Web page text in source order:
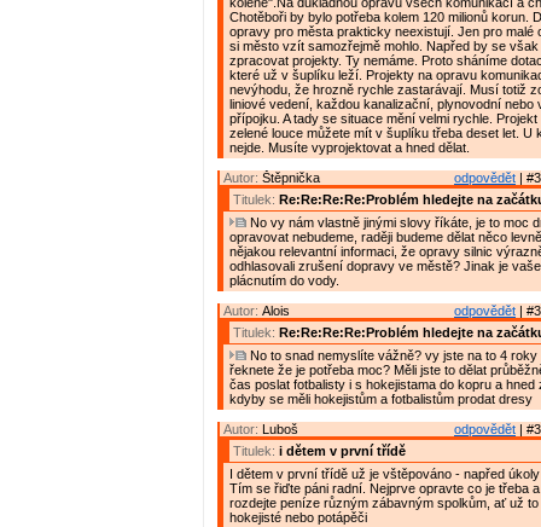
Chotěboři by bylo potřeba kolem 120 milionů korun.
opravy pro města prakticky neexistují. Jen pro malé
si město vzít samozřejmě mohlo. Napřed by se
zpracovat projekty. Ty nemáme. Proto sháníme
které už v šuplíku leží. Projekty na opravu
nevýhodu, že hrozně rychle zastarávají. Musí totiž
liniové vedení, každou kanalizační, plynovodní nebo
přípojku. A tady se situace mění velmi rychle.
zelené louce můžete mít v šuplíku třeba deset let. U
nejde. Musíte vyprojektovat a hned dělat.
odpovědět |
Autor: Štěpnička
Titulek: Re:Re:Re:Re:Problém hledejte na
No vy nám vlastně jinými slovy říkáte, je to moc
opravovat nebudeme, raději budeme dělat něco
nějakou relevantní informaci, že opravy silnic
odhlasovali zrušení dopravy ve městě? Jinak je
plácnutím do vody.
odpovědět |
Autor: Alois
Titulek: Re:Re:Re:Re:Problém hledejte na
No to snad nemyslíte vážně? vy jste na to 4 roky
řeknete že je potřeba moc? Měli jste to dělat
čas poslat fotbalisty i s hokejistama do kopru a hned
kdyby se měli hokejistům a fotbalistům prodat dresy
odpovědět |
Autor: Luboš
Titulek: i dětem v první třídě
I dětem v první třídě už je vštěpováno - napřed
Tím se řiďte páni radní. Nejprve opravte co je třeba
rozdejte peníze různým zábavným spolkům, ať už to
hokejisté nebo potápěči